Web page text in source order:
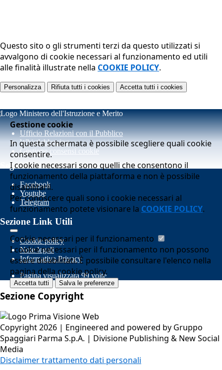
Questo sito o gli strumenti terzi da questo utilizzati si
avvalgono di cookie necessari al funzionamento ed utili
alle finalità illustrate nella COOKIE POLICY.
Personalizza Rifiuta tutti i cookies Accetta tutti i cookies
Gestione cookie
In questa schermata è possibile scegliere quali cookie
consentire.
I cookie necessari sono quelli che consentono il
funzionamento della piattaforma e non è possibile
disabilitarli.
Per conoscere quali sono i cookie necessari al
funzionamento potete visionare la COOKIE POLICY.
Cookie necessari per il funzionamento
I cookie necessari per il funzionamento non possono
essere disabilitati. È possibile consultare l'elenco nella
pagina della cookie policy.
Accetta tutti Salva le preferenze
Ufficio Relazioni con il Pubblico
Whistleblowing
Gestione consensi cookie
Seguici su
Facebook
Youtube
Telegram
Sezione Link Utili
Cookie policy
Note legali
Informativa Privacy
Pagina visualizzata99volte
Sezione Copyright
Copyright 2026 | Engineered and powered by Gruppo
Spaggiari Parma S.p.A. | Divisione Publishing & New Social
Media
Disclaimer trattamento dati personali